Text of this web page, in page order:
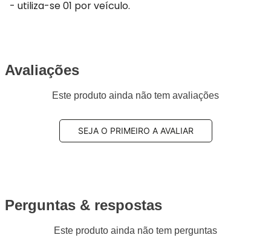
- utiliza-se 01 por veículo.
Avaliações
Este produto ainda não tem avaliações
SEJA O PRIMEIRO A AVALIAR
Perguntas & respostas
Este produto ainda não tem perguntas